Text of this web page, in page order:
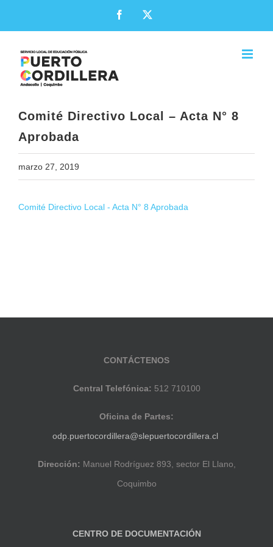
Facebook
Comité Directivo Local – Acta N° 8
Aprobada
marzo 27, 2019
Comité Directivo Local - Acta N° 8 Aprobada
CONTÁCTENOS
Central Telefónica: 512 710100
Oficina de Partes:
odp.puertocordillera@slepuertocordillera.cl
Dirección: Manuel Rodríguez 893, sector El Llano,
Coquimbo
CENTRO DE DOCUMENTACIÓN